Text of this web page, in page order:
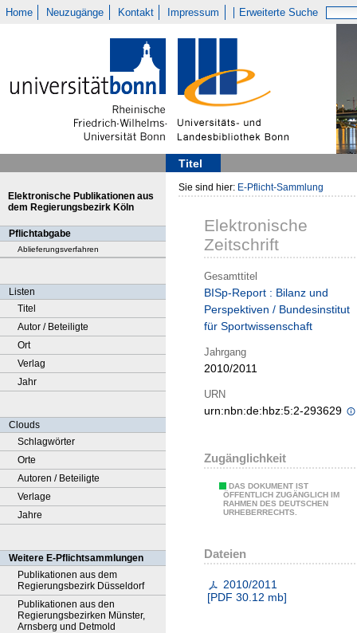
Home Neuzugänge Kontakt Impressum Erweiterte Suche
Titel
Elektronische Publikationen aus
dem Regierungsbezirk Köln
Pflichtabgabe
Ablieferungsverfahren
Listen
Titel
Autor / Beteiligte
Ort
Verlag
Jahr
Clouds
Schlagwörter
Orte
Autoren / Beteiligte
Verlage
Jahre
Weitere E-Pflichtsammlungen
Publikationen aus dem
Regierungsbezirk Düsseldorf
Publikationen aus den
Regierungsbezirken Münster,
Arnsberg und Detmold
Sie sind hier: E-Pflicht-Sammlung
Elektronische
Zeitschrift
Gesamttitel
BISp-Report : Bilanz und
Perspektiven / Bundesinstitut
für Sportwissenschaft
Jahrgang
2010/2011
URN
urn:nbn:de:hbz:5:2-293629
Zugänglichkeit
DAS DOKUMENT IST
ÖFFENTLICH ZUGÄNGLICH IM
RAHMEN DES DEUTSCHEN
URHEBERRECHTS.
Dateien
2010/2011
[PDF 30.12 mb]